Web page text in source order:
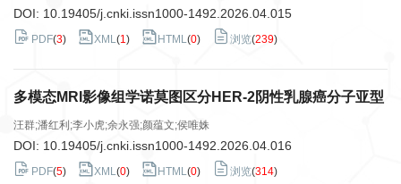
DOI: 10.19405/j.cnki.issn1000-1492.2026.04.015
PDF(3) XML(1) HTML(0) 浏览(239)
多模态MRI影像组学诺莫图区分HER-2阴性乳腺癌分子亚型
汪群;潘红利;李小虎;余永强;颜蕴文;侯唯姝
DOI: 10.19405/j.cnki.issn1000-1492.2026.04.016
PDF(5) XML(0) HTML(0) 浏览(314)